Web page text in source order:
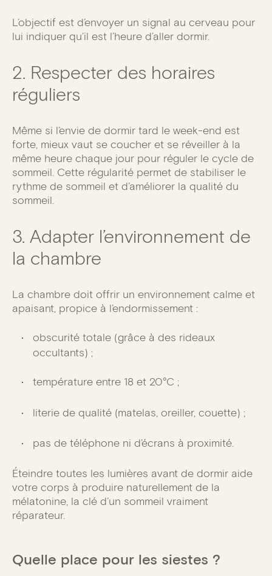
L’objectif est d’envoyer un signal au cerveau pour
lui indiquer qu’il est l’heure d’aller dormir.
2. Respecter des horaires
réguliers
Même si l’envie de dormir tard le week-end est
forte, mieux vaut se coucher et se réveiller à la
même heure chaque jour pour réguler le cycle de
sommeil. Cette régularité permet de stabiliser le
rythme de sommeil et d’améliorer la qualité du
sommeil.
3. Adapter l’environnement de
la chambre
La chambre doit offrir un environnement calme et
apaisant, propice à l’endormissement :
obscurité totale (grâce à des rideaux
occultants) ;
température entre 18 et 20°C ;
literie de qualité (matelas, oreiller, couette) ;
pas de téléphone ni d’écrans à proximité.
Éteindre toutes les lumières avant de dormir aide
votre corps à produire naturellement de la
mélatonine, la clé d’un sommeil vraiment
réparateur.
Quelle place pour les siestes ?